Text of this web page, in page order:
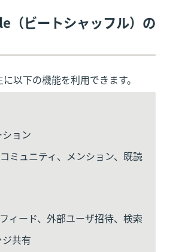
ビートシャッフル） の
以下の機能を利用できます。
ョン
ミュニティ、メンション、既読
ィード、外部ユーザ招待、検索
共有